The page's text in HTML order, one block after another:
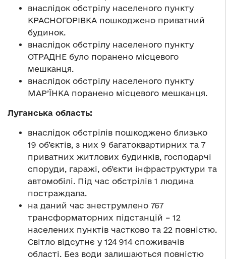
внаслідок обстрілу населеного пункту
КРАСНОГОРІВКА пошкоджено приватний
будинок.
внаслідок обстрілу населеного пункту
ОТРАДНЕ було поранено місцевого
мешканця.
внаслідок обстрілу населеного пункту
МАР’ЇНКА поранено місцевого мешканця.
Луганська область:
внаслідок обстрілів пошкоджено близько
19 об’єктів, з них 9 багатоквартирних та 7
приватних житлових будинків, господарчі
споруди, гаражі, об’єкти інфраструктури та
автомобілі. Під час обстрілів 1 людина
постраждала.
на даний час знеструмлено 767
трансформаторних підстанцій – 12
населених пунктів частково та 22 повністю.
Світло відсутнє у 124 914 споживачів
області. Без води залишаються повністю